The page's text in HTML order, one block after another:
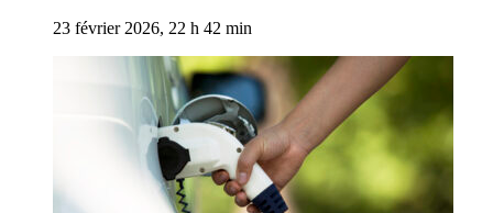
23 février 2026, 22 h 42 min